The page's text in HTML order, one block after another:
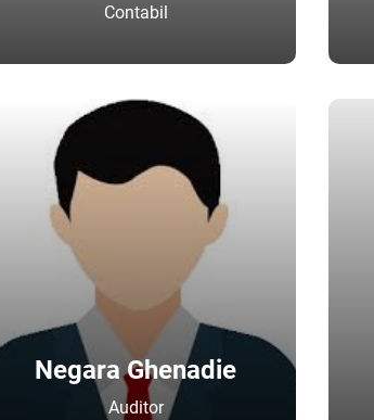
Contabil
Negara Ghenadie
Auditor